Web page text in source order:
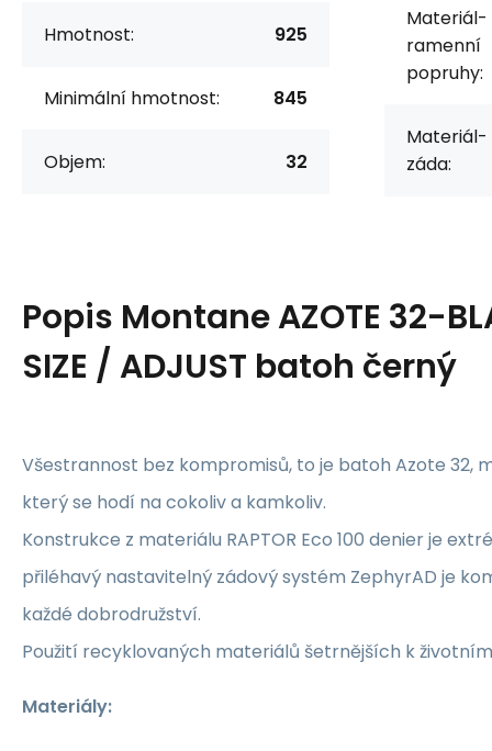
Hmotnost: 925
Minimální hmotnost: 845
Objem: 32
Materiál-
ramenní
popruhy:
Materiál-
záda:
Popis Montane AZOTE 32-
SIZE / ADJUST batoh černý
Všestrannost bez kompromisů, to je batoh Azote 32,
který se hodí na cokoliv a kamkoliv.
Konstrukce z materiálu RAPTOR Eco 100 denier je
přiléhavý nastavitelný zádový systém ZephyrAD je
každé dobrodružství.
Použití recyklovaných materiálů šetrnějších k
Materiály: